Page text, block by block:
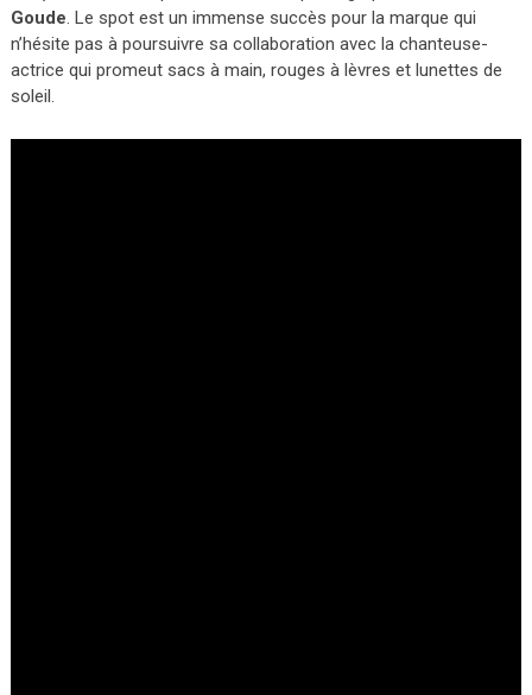
Goude. Le spot est un immense succès pour la marque qui
n’hésite pas à poursuivre sa collaboration avec la chanteuse-
actrice qui promeut sacs à main, rouges à lèvres et lunettes de
soleil.